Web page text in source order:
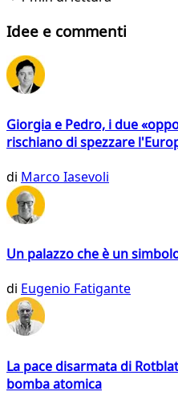
Idee e commenti
Giorgia e Pedro, i due
rischiano di spezzare
di Marco Iasevoli
Un palazzo che è un
di Eugenio Fatigante
La pace disarmata di
bomba atomica